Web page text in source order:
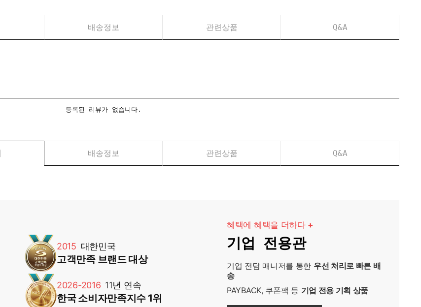
배송정보 관련상품 Q&A
등록된 리뷰가 없습니다.
배송정보 관련상품 Q&A
2015 대한민국
고객만족 브랜드 대상
2026-2016 11년 연속
한국 소비자만족지수 1위
혜택에 혜택을 더하다 +
기업 전용관
기업 전담 매니저를 통한 우선 처리로 빠른 배
송
PAYBACK, 쿠폰팩 등 기업 전용 기획 상품